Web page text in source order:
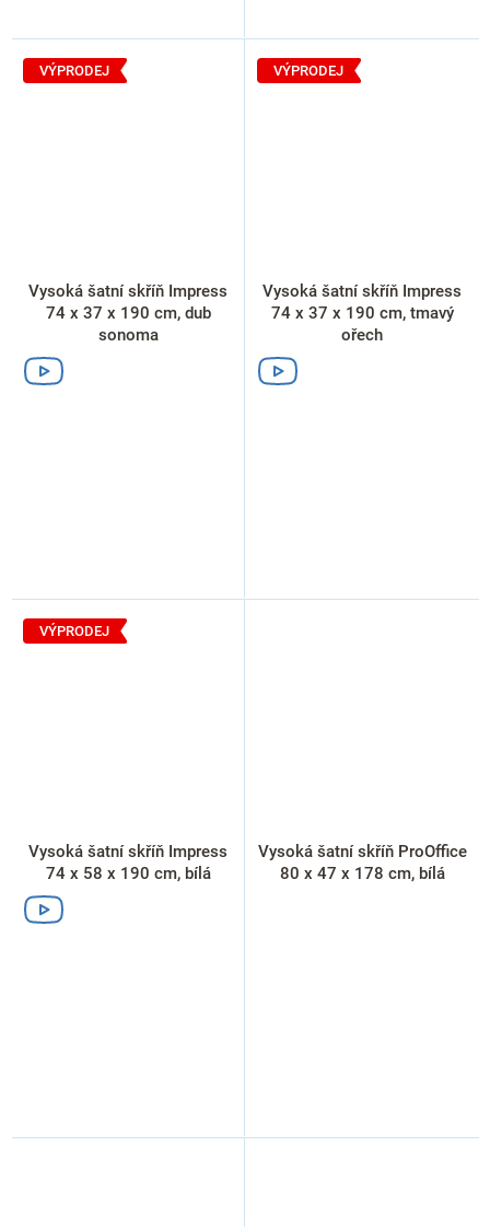
VÝPRODEJ
Vysoká šatní skříň Impress
74 x 37 x 190 cm, dub
sonoma
VÝPRODEJ
Vysoká šatní skříň Impress
74 x 37 x 190 cm, tmavý
ořech
VÝPRODEJ
Vysoká šatní skříň Impress
74 x 58 x 190 cm, bílá
Vysoká šatní skříň ProOffice
80 x 47 x 178 cm, bílá